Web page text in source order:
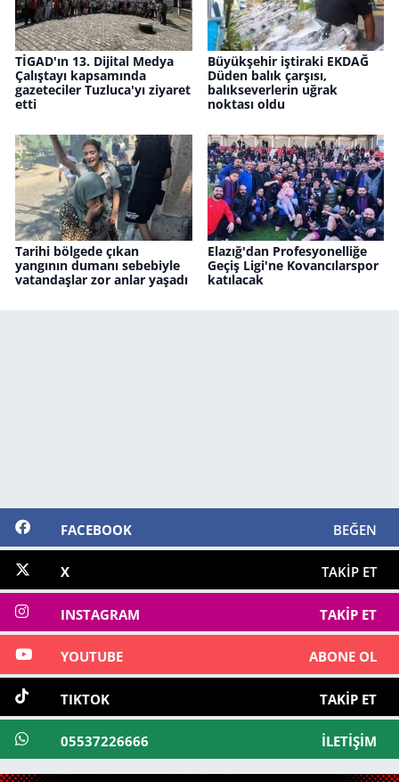
TİGAD'ın 13. Dijital Medya
Çalıştayı kapsamında
gazeteciler Tuzluca'yı ziyaret
etti
Büyükşehir iştiraki EKDAĞ
Düden balık çarşısı,
balıkseverlerin uğrak
noktası oldu
Tarihi bölgede çıkan
yangının dumanı sebebiyle
vatandaşlar zor anlar yaşadı
Elazığ'dan Profesyonelliğe
Geçiş Ligi'ne Kovancılarspor
katılacak
FACEBOOK BEĞEN
X TAKIP ET
INSTAGRAM TAKIP ET
YOUTUBE ABONE OL
TIKTOK TAKIP ET
05537226666 İLETIŞIM